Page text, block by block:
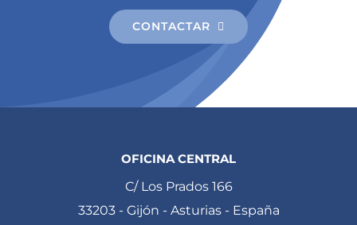
CONTACTAR
OFICINA CENTRAL
C/ Los Prados 166
33203 - Gijón - Asturias - España